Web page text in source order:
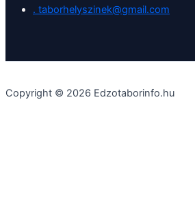
. taborhelyszinek@gmail.com
Copyright © 2026 Edzotaborinfo.hu